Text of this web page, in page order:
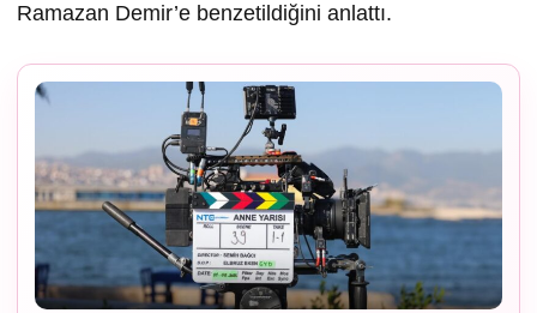
Ramazan Demir’e benzetildiğini anlattı.